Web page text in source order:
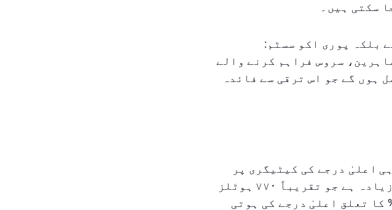
بلکہ پوری اکو سسٹم:
سروس فراہم کرنے والے
ہوں گے جو اس ترقی سے فائدہ
اعلیٰ درجے کی کیٹیگری پر
مبنی ہے۔ کل روومز کی تعداد ۱۵۸۰۰۰ سے زیادہ ہے جو تقریباً ۷۷۰ ہوٹلز
پھیلی ہوئی ہیں، جن میں تقریباً ۷۰% کا تعلق اعلیٰ درجے کی ہوتی